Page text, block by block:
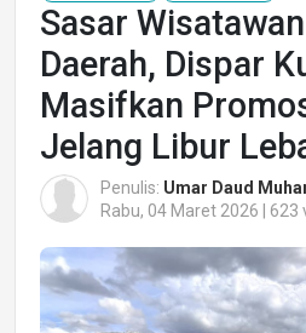
Sasar
Daerah, Dispar
Masifkan
Jelang Libur
Penulis: Umar Daud
Rabu, 04 Maret 2026 | 623